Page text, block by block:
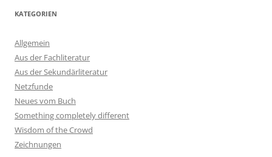
KATEGORIEN
Allgemein
Aus der Fachliteratur
Aus der Sekundärliteratur
Netzfunde
Neues vom Buch
Something completely different
Wisdom of the Crowd
Zeichnungen